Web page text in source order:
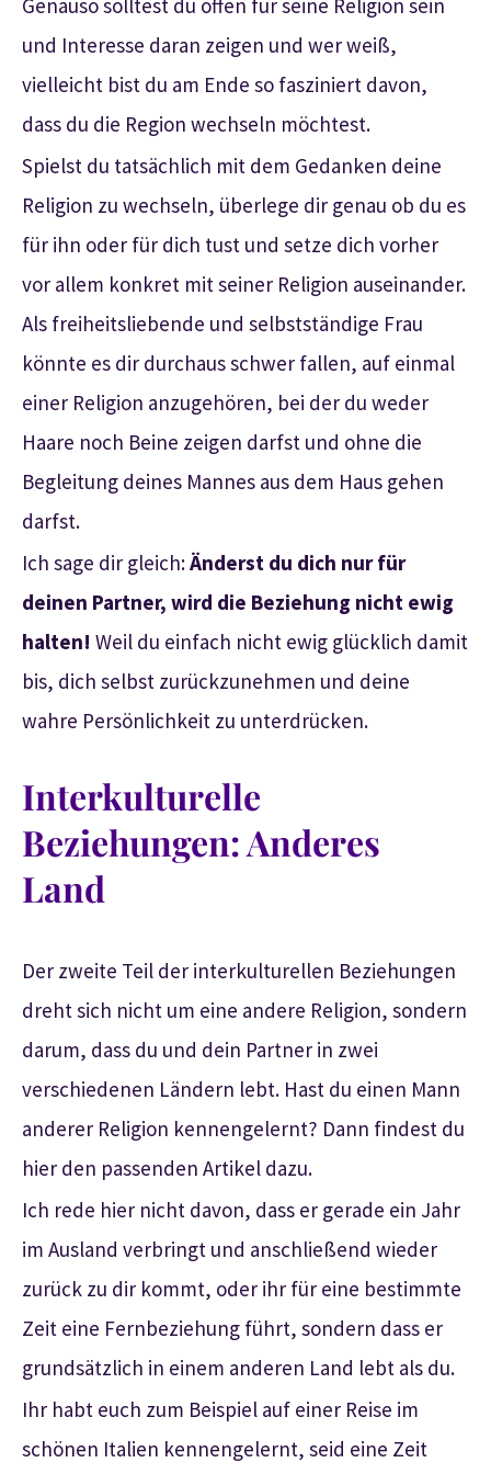
Genauso solltest du offen für seine Religion sein
und Interesse daran zeigen und wer weiß,
vielleicht bist du am Ende so fasziniert davon,
dass du die Region wechseln möchtest.
Spielst du tatsächlich mit dem Gedanken deine
Religion zu wechseln, überlege dir genau ob du es
für ihn oder für dich tust und setze dich vorher
vor allem konkret mit seiner Religion auseinander.
Als freiheitsliebende und selbstständige Frau
könnte es dir durchaus schwer fallen, auf einmal
einer Religion anzugehören, bei der du weder
Haare noch Beine zeigen darfst und ohne die
Begleitung deines Mannes aus dem Haus gehen
darfst.
Ich sage dir gleich:Änderst du dich nur für
deinen Partner, wird die Beziehung nicht ewig
halten! Weil du einfach nicht ewig glücklich damit
bis, dich selbst zurückzunehmen und deine
wahre Persönlichkeit zu unterdrücken.
Interkulturelle
Beziehungen: Anderes
Land
Der zweite Teil der interkulturellen Beziehungen
dreht sich nicht um eine andere Religion, sondern
darum, dass du und dein Partner in zwei
verschiedenen Ländern lebt. Hast du einen Mann
anderer Religion kennengelernt? Dann findest du
hier den passenden Artikel dazu.
Ich rede hier nicht davon, dass er gerade ein Jahr
im Ausland verbringt und anschließend wieder
zurück zu dir kommt, oder ihr für eine bestimmte
Zeit eine Fernbeziehung führt, sondern dass er
grundsätzlich in einem anderen Land lebt als du.
Ihr habt euch zum Beispiel auf einer Reise im
schönen Italien kennengelernt, seid eine Zeit